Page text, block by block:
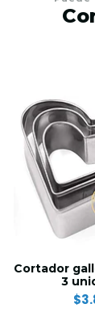
Cortador
3